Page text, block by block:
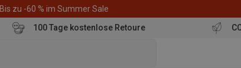
zu -60 % im Summer Sale
100 Tage kostenlose Retoure